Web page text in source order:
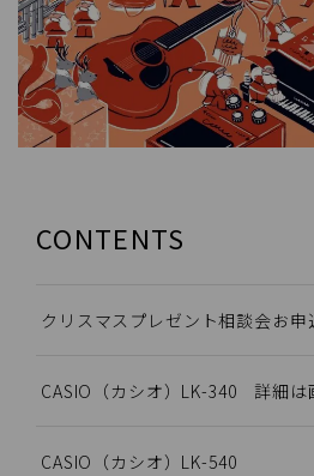
CONTENTS
クリスマスプレゼント相談会お申
CASIO（カシオ）LK-340 詳細は
CASIO（カシオ）LK-540